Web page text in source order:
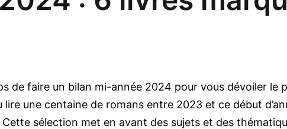
de faire un bilan mi-année 2024 pour vous dévoiler
une centaine de romans entre 2023 et ce début
sélection met en avant des sujets et des